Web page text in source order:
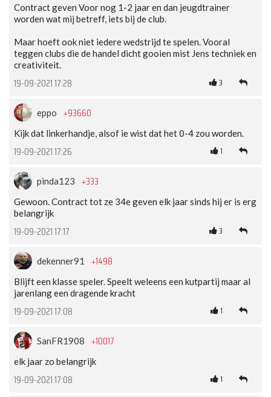
Contract geven Voor nog 1-2 jaar en dan jeugdtrainer
worden wat mij betreff, iets bij de club.
Maar hoeft ook niet iedere wedstrijd te spelen. Vooral
teggen clubs die de handel dicht gooien mist Jens techniek en
creativiteit.
19-09-2021 17:28 3
eppo +93660
Kijk dat linkerhandje, alsof ie wist dat het 0-4 zou worden.
19-09-2021 17:26 1
pinda123 +333
Gewoon. Contract tot ze 34e geven elk jaar sinds hij er is erg
belangrijk
19-09-2021 17:17 3
dekenner91 +1498
Blijft een klasse speler. Speelt weleens een kutpartij maar al
jarenlang een dragende kracht
19-09-2021 17:08 1
SanFR1908 +10017
elk jaar zo belangrijk
19-09-2021 17:08 1